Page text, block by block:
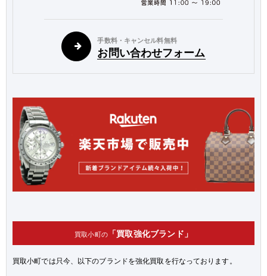
手数料・キャンセル料無料
お問い合わせフォーム
買取小町の「買取強化ブランド」
買取小町では只今、以下のブランドを強化買取を行なっております。